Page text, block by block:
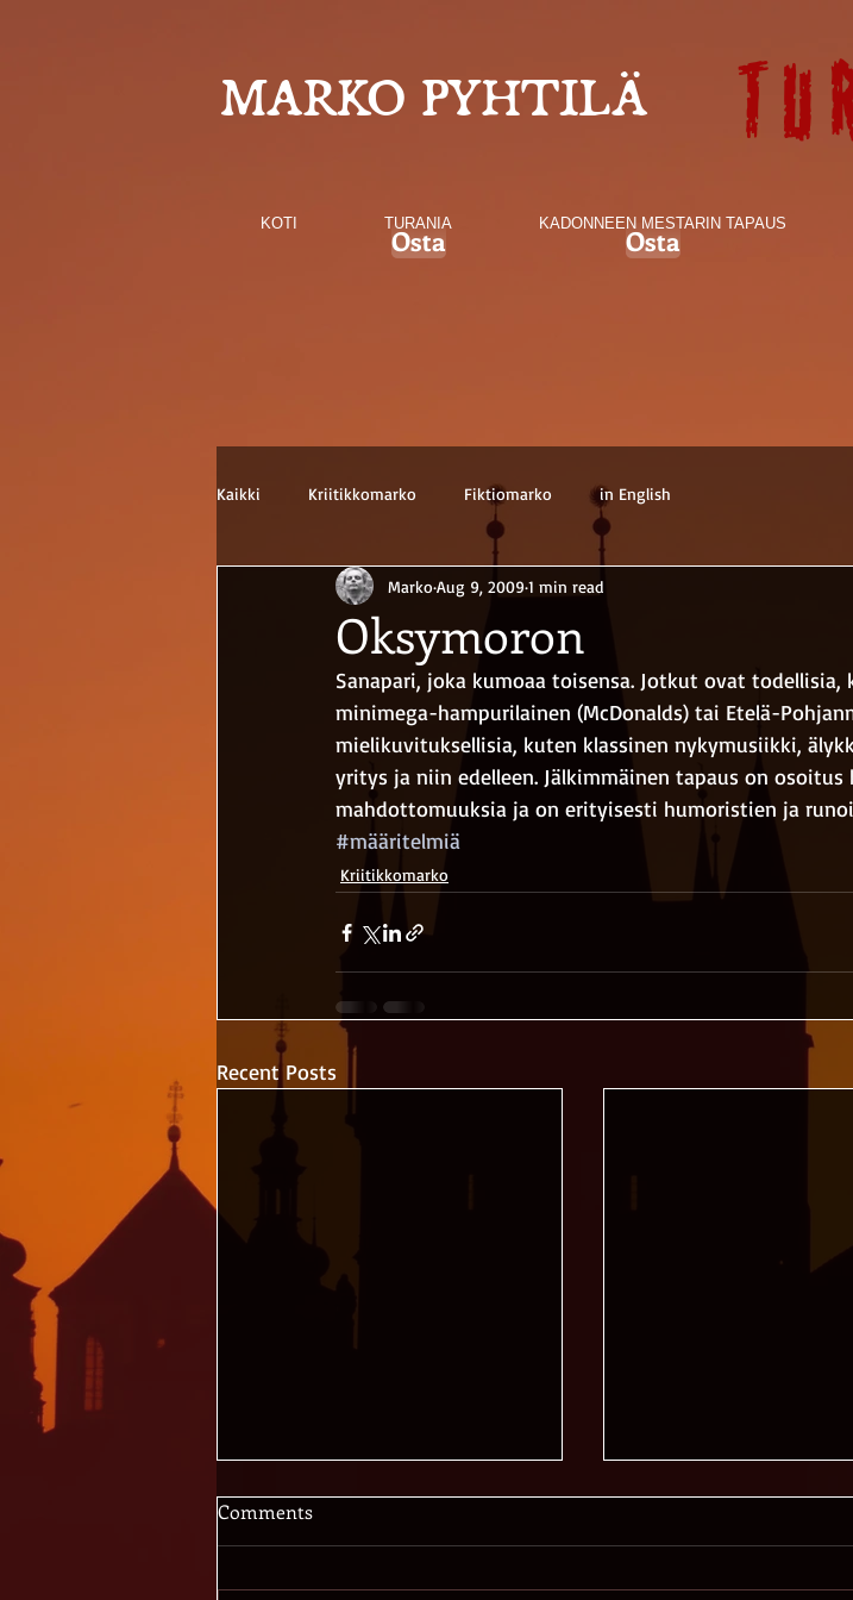
MARKO PYHTILÄ
KOTI TURANIA KADONNEEN MESTARIN TAPAUS
Osta Osta
Kaikki Kriitikkomarko Fiktiomarko in English
Oksymoron
Marko Aug 9, 2009 1 min read
Sanapari, joka kumoaa toisensa. Jotkut ovat todellisia,
minimega-hampurilainen (McDonalds) tai Etelä-
mielikuvituksellisia, kuten klassinen nykymusiikki,
yritys ja niin edelleen. Jälkimmäinen tapaus on
mahdottomuuksia ja on erityisesti humoristien ja
#määritelmiä
Kriitikkomarko
Recent Posts
Comments